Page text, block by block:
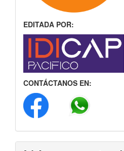
EDITADA POR:
CONTÁCTANOS EN: